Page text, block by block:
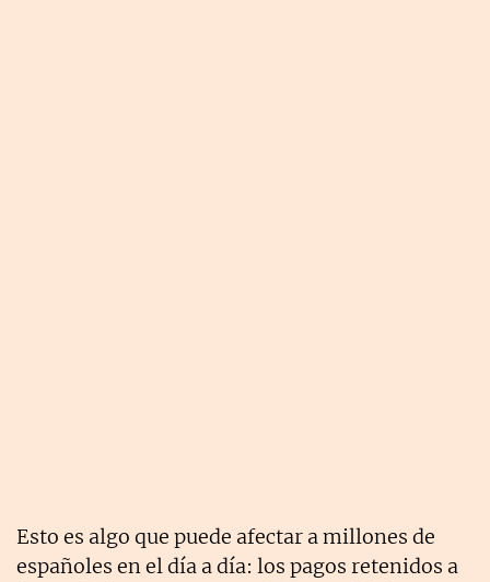
Esto es algo que puede afectar a millones de
españoles en el día a día: los pagos retenidos a